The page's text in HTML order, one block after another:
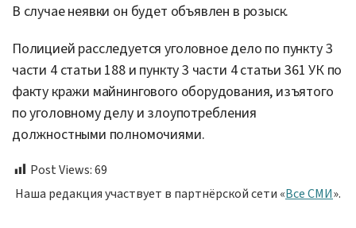
В случае неявки он будет объявлен в розыск.
Полицией расследуется уголовное дело по пункту 3
части 4 статьи 188 и пункту 3 части 4 статьи 361 УК по
факту кражи майнингового оборудования, изъятого
по уголовному делу и злоупотребления
должностными полномочиями.
Post Views:69
Наша редакция участвует в партнёрской сети «Все СМИ».